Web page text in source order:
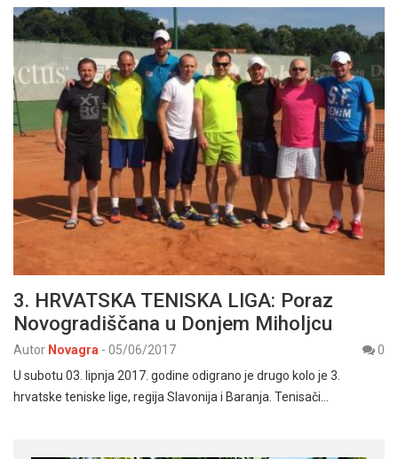
3. HRVATSKA TENISKA LIGA: Poraz
Novogradiščana u Donjem Miholjcu
Autor Novagra - 05/06/2017
0
U subotu 03. lipnja 2017. godine odigrano je drugo kolo je 3.
hrvatske teniske lige, regija Slavonija i Baranja. Tenisači…